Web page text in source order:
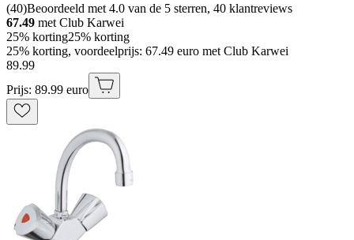
(40)Beoordeeld met 4.0 van de 5 sterren, 40 klantreviews
67.49 met Club Karwei
25% korting25% korting
25% korting, voordeelprijs: 67.49 euro met Club Karwei
89.99
Prijs: 89.99 euro